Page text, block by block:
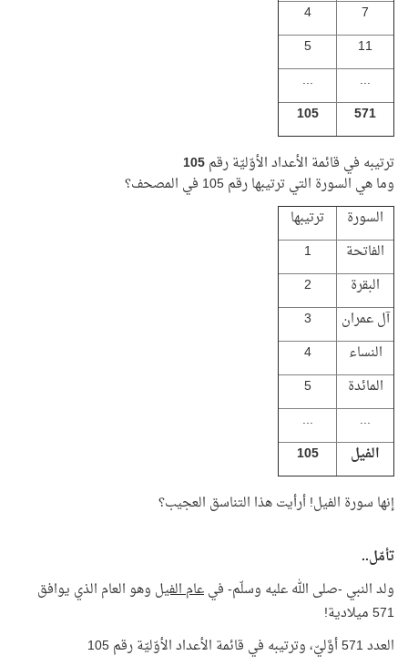
7
4
11
5
...
...
571
105
ترتيبه في قائمة الأعداد الأوّليّة رقم105
وما هي السورة التي ترتيبها رقم 105 في المصحف؟
السورة
ترتيبها
الفاتحة
1
البقرة
2
آل عمران
3
النساء
4
المائدة
5
...
...
الفيل
105
إنها سورة الفيل! أرأيت هذا التناسق العجيب؟
تأمّل..
ولد النبي -صلى الله عليه وسلّم- فيعام الفيل وهو العام الذي يوافق
571 ميلادية!
العدد 571 أوَّليّ، وترتيبه في قائمة الأعداد الأوّليّة رقم 105